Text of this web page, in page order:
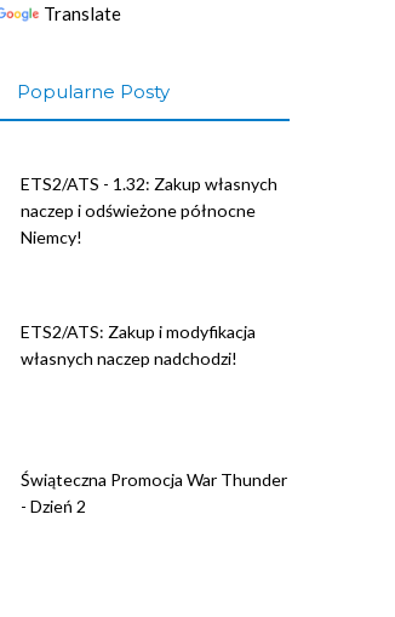
Translate
Popularne Posty
ETS2/ATS - 1.32: Zakup własnych
naczep i odświeżone północne
Niemcy!
ETS2/ATS: Zakup i modyfikacja
własnych naczep nadchodzi!
Świąteczna Promocja War Thunder
- Dzień 2